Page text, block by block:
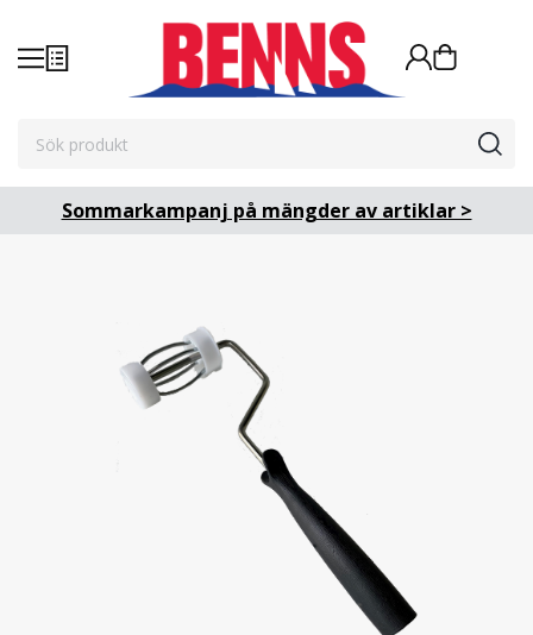
Sommarkampanj på mängder av artiklar >